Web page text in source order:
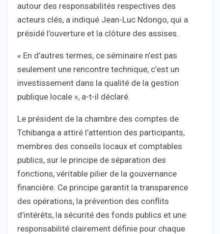
autour des responsabilités respectives des
acteurs clés, a indiqué Jean-Luc Ndongo, qui a
présidé l’ouverture et la clôture des assises.
« En d’autres termes, ce séminaire n’est pas
seulement une rencontre technique, c’est un
investissement dans la qualité de la gestion
publique locale », a-t-il déclaré.
Le président de la chambre des comptes de
Tchibanga a attiré l’attention des participants,
membres des conseils locaux et comptables
publics, sur le principe de séparation des
fonctions, véritable pilier de la gouvernance
financière. Ce principe garantit la transparence
des opérations, la prévention des conflits
d’intérêts, la sécurité des fonds publics et une
responsabilité clairement définie pour chaque